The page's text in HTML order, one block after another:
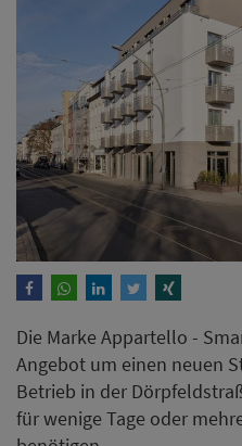
Die Marke Appartello -
Angebot um einen neuen
Betrieb in der
für wenige Tage oder